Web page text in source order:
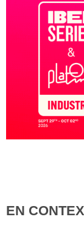
EN